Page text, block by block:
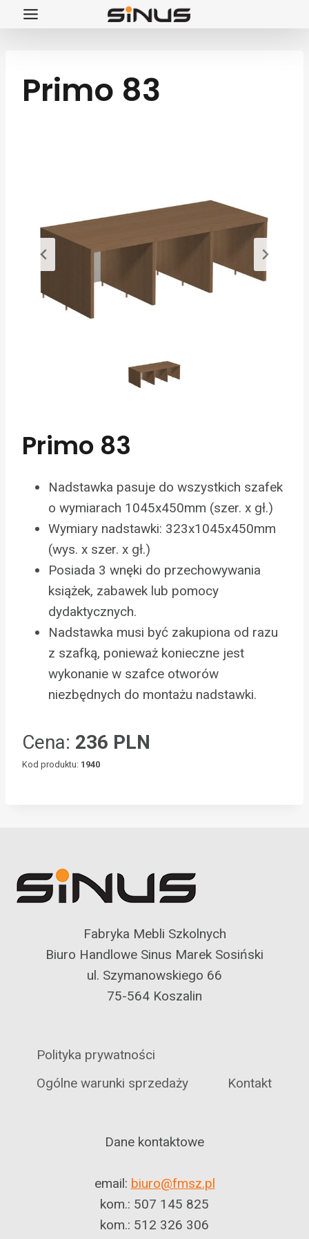
Przejdź
Primo 83
Primo 83
Nadstawka pasuje do wszystkich szafek
o wymiarach 1045x450mm (szer. x gł.)
Wymiary nadstawki: 323x1045x450mm
(wys. x szer. x gł.)
Posiada 3 wnęki do przechowywania
książek, zabawek lub pomocy
dydaktycznych.
Nadstawka musi być zakupiona od razu
z szafką, ponieważ konieczne jest
wykonanie w szafce otworów
niezbędnych do montażu nadstawki.
Cena: 236 PLN
Kod produktu: 1940
Fabryka Mebli Szkolnych
Biuro Handlowe Sinus Marek Sosiński
ul. Szymanowskiego 66
75-564 Koszalin
Polityka prywatności
Ogólne warunki sprzedaży
Kontakt
Dane kontaktowe
email: biuro@fmsz.pl
kom.: 507 145 825
kom.: 512 326 306